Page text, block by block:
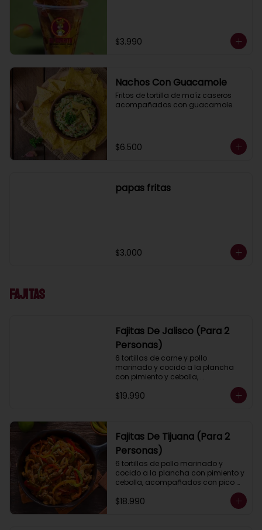
$3.990
Nachos Con Guacamole
Fritos de tortilla de maíz caseros
acompañados con guacamole.
$6.500
papas fritas
$3.000
Fajitas
Fajitas De Jalisco (Para 2
Personas)
6 tortillas de carne y pollo
marinado y cocido a la plancha
con pimiento y cebolla,
acompañados con pico de gallo,
lechuga, guacamole, salsa ranch
$19.990
Fajitas De Tijuana (Para 2
Personas)
6 tortillas de pollo marinado y
cocido a la plancha con pimiento y
cebolla, acompañados con pico
salsa ranch (crema ácida), porotos
negros, arroz mexicano y 2 salsas a
$18.990